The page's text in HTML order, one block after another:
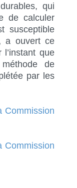
qui
de calculer
susceptible
a ouvert ce
que
de
par les
Commission
Commission